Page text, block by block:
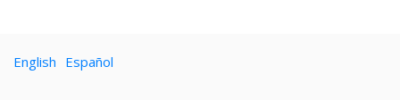
English Español